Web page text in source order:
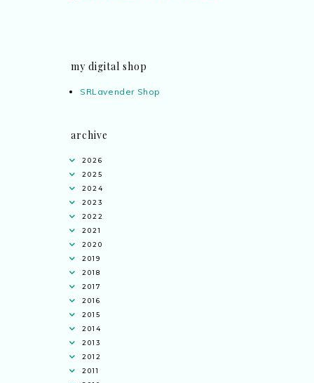
my digital shop
SRLavender Shop
archive
2026
2025
2024
2023
2022
2021
2020
2019
2018
2017
2016
2015
2014
2013
2012
2011